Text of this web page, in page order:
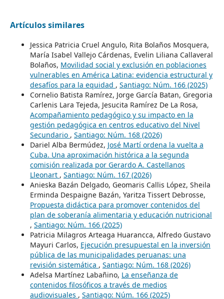
Artículos similares
Jessica Patricia Cruel Angulo, Rita Bolaños Mosquera,
María Isabel Vallejo Cárdenas, Evelin Liliana Callaveral
Bolaños, Movilidad social y exclusión en poblaciones
vulnerables en América Latina: evidencia estructural y
desafíos para la equidad , Santiago: Núm. 166 (2025)
Cornelio Batista Ramírez, Jorge García Batan, Gregoria
Carlenis Lara Tejeda, Jesucita Ramírez De La Rosa,
Acompañamiento pedagógico y su impacto en la
gestión pedagógica en centros educativo del Nivel
Secundario , Santiago: Núm. 168 (2026)
Dariel Alba Bermúdez, José Martí ordena la vuelta a
Cuba. Una aproximación histórica a la segunda
comisión realizada por Gerardo A. Castellanos
Lleonart , Santiago: Núm. 167 (2026)
Anieska Bazán Delgado, Geomaris Callis López, Sheila
Erminda Despaigne Bazán, Yaritza Tissert Debrosse,
Propuesta didáctica para promover contenidos del
plan de soberanía alimentaria y educación nutricional
, Santiago: Núm. 166 (2025)
Patricia Milagros Arteaga Huarancca, Alfredo Gustavo
Mayuri Carlos, Ejecución presupuestal en la inversión
pública de las municipalidades peruanas: una
revisión sistemática , Santiago: Núm. 168 (2026)
Adelsa Martínez Labañino, La enseñanza de
contenidos filosóficos a través de medios
audiovisuales , Santiago: Núm. 166 (2025)